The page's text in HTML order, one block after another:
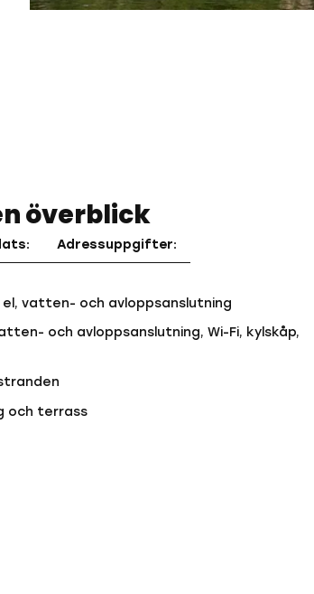
överblick
Adressuppgifter:
vatten- och avloppsanslutning
och avloppsanslutning, Wi-Fi, kylskåp,
och terrass